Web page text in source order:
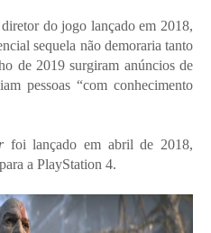
do jogo lançado em 2018,
sequela não demoraria tanto
de 2019 surgiram anúncios de
pessoas “com conhecimento
foi lançado em abril de 2018,
a PlayStation 4.